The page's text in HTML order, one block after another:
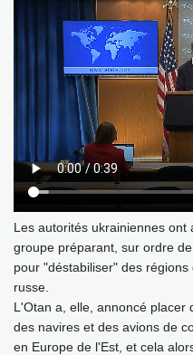
Les autorités ukrainiennes
groupe préparant, sur ordre
pour "déstabiliser" des
russe.
L'Otan a, elle, annoncé placer
des navires et des avions de
en Europe de l'Est, et cela